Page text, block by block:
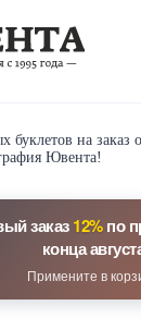
буклетов на заказ
Ювента!
заказ12%по
конца
Примените в